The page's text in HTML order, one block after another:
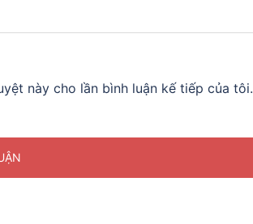
này cho lần bình luận kế tiếp của tôi.